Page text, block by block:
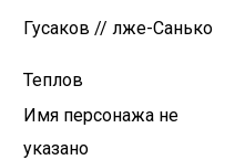
Гусаков // лже-Санько
Теплов
Имя персонажа не
указано